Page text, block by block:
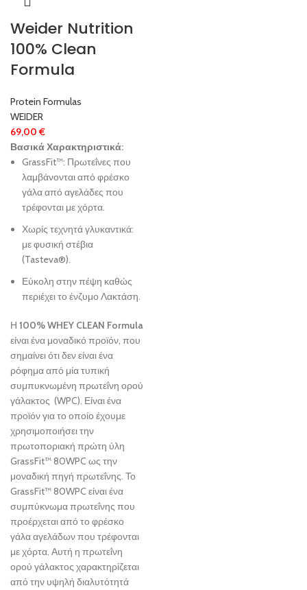
Weider Nutrition
100% Clean
Formula
Protein Formulas
WEIDER
69,00€
Βασικά Χαρακτηριστικά:
GrassFit™: Πρωτεΐνες που
λαμβάνονται από φρέσκο
γάλα από αγελάδες που
τρέφονται με χόρτα.
Χωρίς τεχνητά γλυκαντικά:
με φυσική στέβια
(Tasteva®).
Εύκολη στην πέψη καθώς
περιέχει το ένζυμο Λακτάση.
Η 100%WHEY CLEAN Formula
είναι ένα μοναδικό προϊόν, που
σημαίνει ότι δεν είναι ένα
ρόφημα από μία τυπική
συμπυκνωμένη πρωτεΐνη ορού
γάλακτος (WPC). Είναι ένα
προϊόν για το οποίο έχουμε
χρησιμοποιήσει την
πρωτοποριακή πρώτη ύλη
GrassFit™ 80WPC ως την
μοναδική πηγή πρωτεΐνης. Το
GrassFit™ 80WPC είναι ένα
συμπύκνωμα πρωτεΐνης που
προέρχεται από το φρέσκο ​​
γάλα αγελάδων που τρέφονται
με χόρτα. Αυτή η πρωτεΐνη
ορού γάλακτος χαρακτηρίζεται
από την υψηλή διαλυτότητά